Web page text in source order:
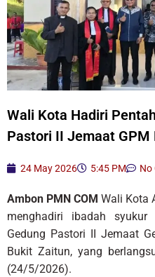
Wali Kota Hadiri
Pastori II Jemaat
24 May 2026 5:45 PM No
Ambon PMN COM Wali Kota
menghadiri ibadah syukur
Gedung Pastori II Jemaat
Bukit Zaitun, yang
(24/5/2026).